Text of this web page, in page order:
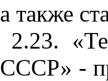
а также
2.23.
СССР» -